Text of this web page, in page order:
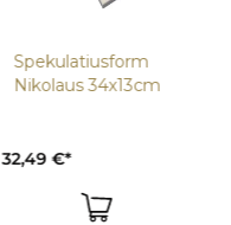
Spekulatiusform
Nikolaus 34x13cm
32,49 €*